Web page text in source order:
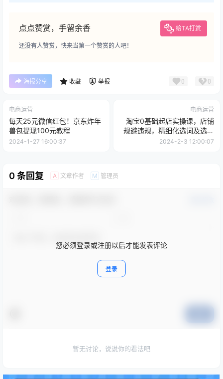
点点赞赏，手留余香 给TA打赏
还没有人赞赏，快来当第一个赞赏的人吧！
海报分享 收藏 举报 0 0
电商运营
每天25元微信红包！京东炸年
兽包提现100元教程
2024-1-27 16:00:37
电商运营
淘宝0基础起店实操课，店铺
规避违规，精细化选词及选品
等
2024-2-3 12:00:07
0 条回复 A 文章作者 M 管理员
您必须登录或注册以后才能发表评论
登录
暂无讨论，说说你的看法吧